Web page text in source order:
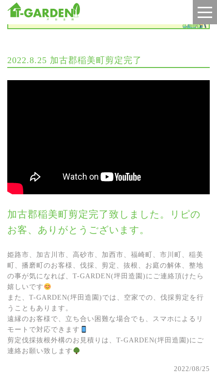
施工実績
2022.8.25 加古郡稲美町剪定完了
加古郡稲美町剪定完了致しました。リピの
お客、ありがとうございます。
姫路市、加古川市、高砂市、加西市、福崎町、市川町、稲美
町、播磨町のお客様、伐採、剪定、抜根、お庭の解体、整地
の事が気になれば、T-GARDEN(坪田造園)にご連絡頂けたら
嬉しいです
また、T-GARDEN(坪田造園)では、空家での、伐採剪定を行
うこともあります。
遠縁のお客様で、立ち合い困難な場合でも、スマホによるリ
モートで対応できます
剪定伐採抜根外構のお見積りは、T-GARDEN(坪田造園)にご
連絡お願い致します
2022/08/25